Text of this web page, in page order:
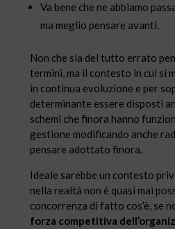
Va bene che ne abbiamo
ma meglio pensare avanti.
Non che sia del tutto errato
termini, ma il contesto in cui si
in continua evoluzione e per
determinante essere disposti
schemi che finora hanno
gestione modificando anche
pensare adottato finora.
Ideale sarebbe un contesto
nella realtà non è quasi mai
concorrenza di fatto cos’è, se
forza competitiva